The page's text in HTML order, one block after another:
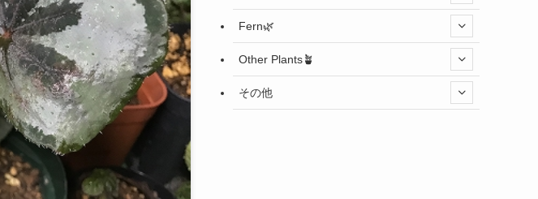
Fern🌿
Other Plants🪴
その他